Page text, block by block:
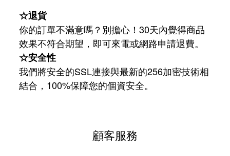
☆退貨
你的訂單不滿意嗎？別擔心！30天內覺得商品
效果不符合期望，即可來電或網路申請退費。
☆安全性
我們將安全的SSL連接與最新的256加密技術相
結合，100%保障您的個資安全。
顧客服務